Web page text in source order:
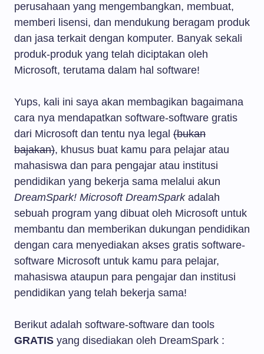
perusahaan yang mengembangkan, membuat,
memberi lisensi, dan mendukung beragam produk
dan jasa terkait dengan komputer. Banyak sekali
produk-produk yang telah diciptakan oleh
Microsoft, terutama dalam hal software!
Yups, kali ini saya akan membagikan bagaimana
cara nya mendapatkan software-software gratis
dari Microsoft dan tentu nya legal (bukan
bajakan), khusus buat kamu para pelajar atau
mahasiswa dan para pengajar atau institusi
pendidikan yang bekerja sama melalui akun
DreamSpark! Microsoft DreamSparkadalah
sebuah program yang dibuat oleh Microsoft untuk
membantu dan memberikan dukungan pendidikan
dengan cara menyediakan akses gratis software-
software Microsoft untuk kamu para pelajar,
mahasiswa ataupun para pengajar dan institusi
pendidikan yang telah bekerja sama!
Berikut adalah software-software dan tools
GRATIS yang disediakan oleh DreamSpark :